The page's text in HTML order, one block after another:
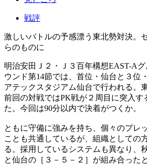
戦評
激しいバトルの予感漂う東北勢対決。
らのものに
明治安田Ｊ２・Ｊ３百年構想EAST-A
ウンド第14節では、首位・仙台と３位
アテックスタジアム仙台で行われる。
前回の対戦ではPK戦が２周目に突入す
た。今回は90分以内で決着がつくか。
ともに守備に強みを持ち、個々のプレ
ことも共通しているが、組織としての
る。採用しているシステムも異なり、
と仙台の［３－５－２］が組み合った